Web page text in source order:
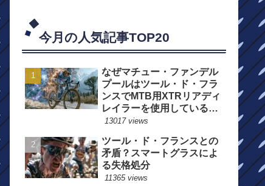
今月の人気記事TOP20
なぜマチュー・ファンデル
プールはツール・ド・フラ
ンスでMTB用XTRリアディ
レイラーを使用しているの
か？
13017 views
ツール・ド・フランスとの
矛盾？スマートグラスによ
る失格処分
11365 views